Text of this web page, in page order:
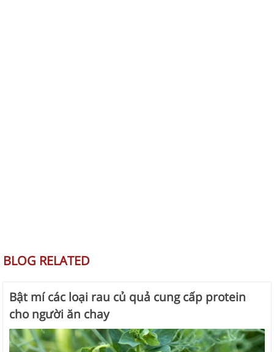
BLOG RELATED
Bật mí các loại rau củ quả cung cấp protein
cho người ăn chay